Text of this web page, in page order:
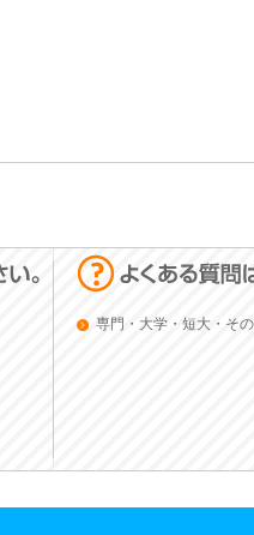
専門・大学・短大・そ